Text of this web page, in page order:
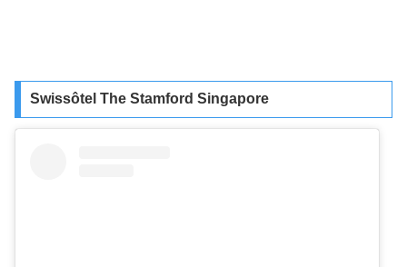
Swissôtel The Stamford Singapore